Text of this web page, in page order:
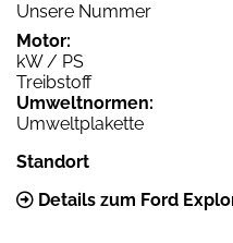
Unsere Nummer
Motor:
kW / PS
Treibstoff
Umweltnormen:
Umweltplakette
Standort
Details zum Ford